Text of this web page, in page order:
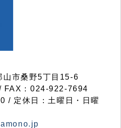
市桑野5丁目15-6
FAX：024-922-7694
/ 定休日：土曜日・日曜